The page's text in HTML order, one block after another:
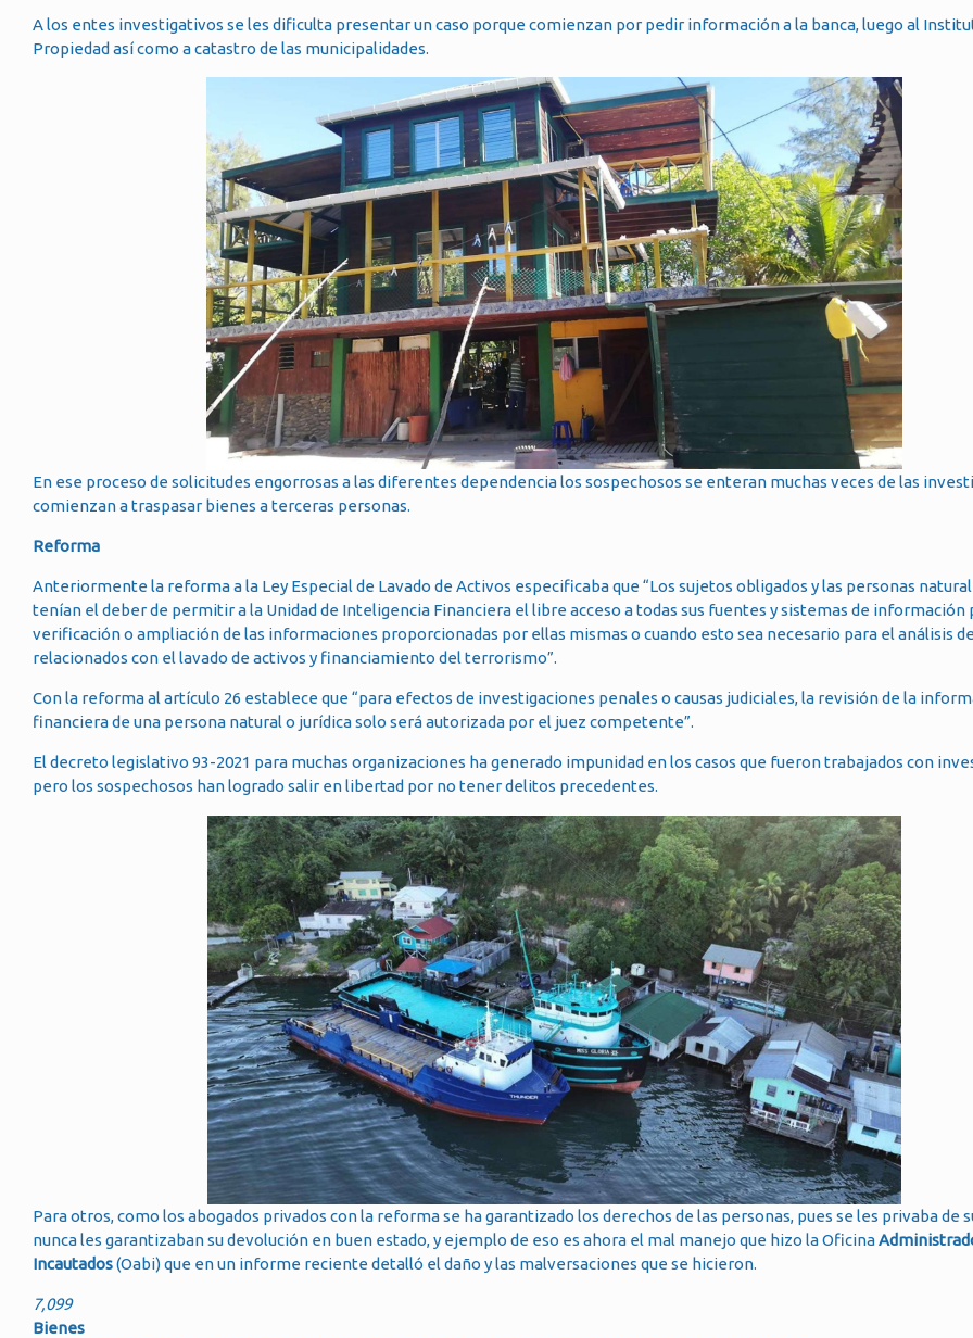
A los entes investigativos se les dificulta presentar un caso porque comienzan por pedir información a la banca, luego al
Propiedad así como a catastro de las municipalidades.
En ese proceso de solicitudes engorrosas a las diferentes dependencia los sospechosos se enteran muchas veces de las
comienzan a traspasar bienes a terceras personas.
Reforma
Anteriormente la reforma a la Ley Especial de Lavado de Activos especificaba que “Los sujetos obligados y las personas
tenían el deber de permitir a la Unidad de Inteligencia Financiera el libre acceso a todas sus fuentes y sistemas de información
verificación o ampliación de las informaciones proporcionadas por ellas mismas o cuando esto sea necesario para el análisis
relacionados con el lavado de activos y financiamiento del terrorismo”.
Con la reforma al artículo 26 establece que “para efectos de investigaciones penales o causas judiciales, la revisión de la
financiera de una persona natural o jurídica solo será autorizada por el juez competente”.
El decreto legislativo 93-2021 para muchas organizaciones ha generado impunidad en los casos que fueron trabajados con
pero los sospechosos han logrado salir en libertad por no tener delitos precedentes.
Para otros, como los abogados privados con la reforma se ha garantizado los derechos de las personas, pues se les privaba de
nunca les garantizaban su devolución en buen estado, y ejemplo de eso es ahora el mal manejo que hizo la Oficina
Incautados(Oabi) que en un informe reciente detalló el daño y las malversaciones que se hicieron.
7,099
Bienes